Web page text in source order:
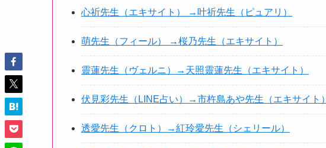
心祈先生（エキサイト） →叶祈先生（ピュアリ）
萌先生（フィール） →桜乃先生（エキサイト）
靈蓮先生（ヴェルニ）→天照靈蓮先生（エキサイト）
伏見彩先生（LINE占い）→市杵島あや先生（エキサイト）
透愛先生（クロト）→紅玲愛先生（シェリール）